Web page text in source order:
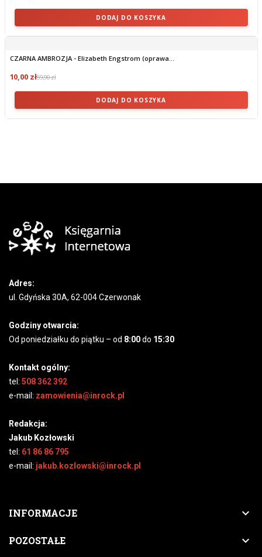
DODAJ DO KOSZYKA
CZARNA AMBROZJA - Elizabeth Engstrom (oprawa...
10,00 zł59,90 zł
DODAJ DO KOSZYKA
Adres:
ul. Gdyńska 30A, 62-004 Czerwonak
Godziny otwarcia:
Od poniedziałku do piątku – od 8:00do 15:30
Kontakt ogólny:
tel: 508 362 392
e-mail: zamowienia@inrock.pl
Redakcja:
Jakub Kozłowski
tel: 61 86 86 795
e-mail: jakub.kozlowski@inrock.pl
INFORMACJE 
POZOSTAŁE 